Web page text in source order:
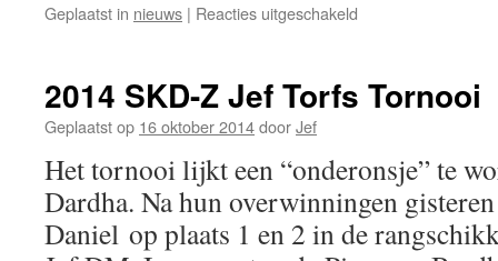
Geplaatst in nieuws | Reacties uitgeschakeld
Jef
2014 SKD-Z Jef Torfs Tornooi
Geplaatst op 16 oktober 2014doorJef
Het tornooi lijkt een “onderonsje” te
Dardha. Na hun overwinningen
Daniel op plaats 1 en 2 in de